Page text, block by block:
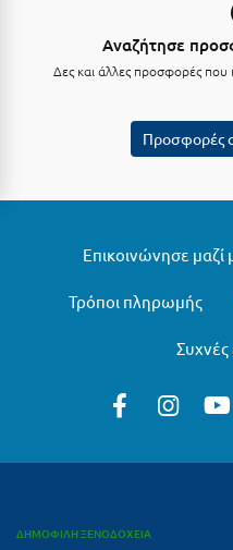
Πλαταμώνας
Πλύτρα Λακωνίας
Πύργος
Σ
Αναζήτησε
Δες και άλλες προσφορές που
Προσφορές
Επικοινώνησε μαζί
Τρόποι πληρωμής
ΔΗΜΟΦΙΛΗ ΞΕΝΟΔΟΧΕΙΑ